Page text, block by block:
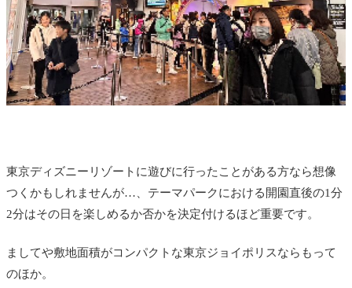
東京ディズニーリゾートに遊びに行ったことがある方なら想像
つくかもしれませんが…、テーマパークにおける開園直後の1分
2分はその日を楽しめるか否かを決定付けるほど重要です。
ましてや敷地面積がコンパクトな東京ジョイポリスならもって
のほか。